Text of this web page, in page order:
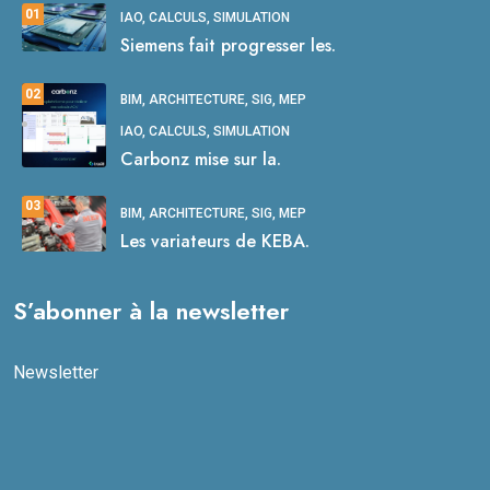
01 IAO, CALCULS, SIMULATION
Siemens fait progresser les.
02 BIM, ARCHITECTURE, SIG, MEP
IAO, CALCULS, SIMULATION
Carbonz mise sur la.
03 BIM, ARCHITECTURE, SIG, MEP
Les variateurs de KEBA.
S’abonner à la newsletter
Newsletter